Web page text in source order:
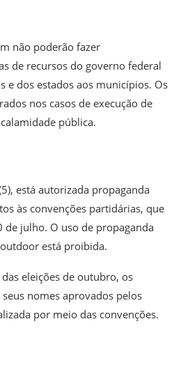
não poderão fazer
de recursos do governo federal
e dos estados aos municípios. Os
nos casos de execução de
pública.
está autorizada propaganda
às convenções partidárias, que
de julho. O uso de propaganda
está proibida.
eleições de outubro, os
nomes aprovados pelos
por meio das convenções.